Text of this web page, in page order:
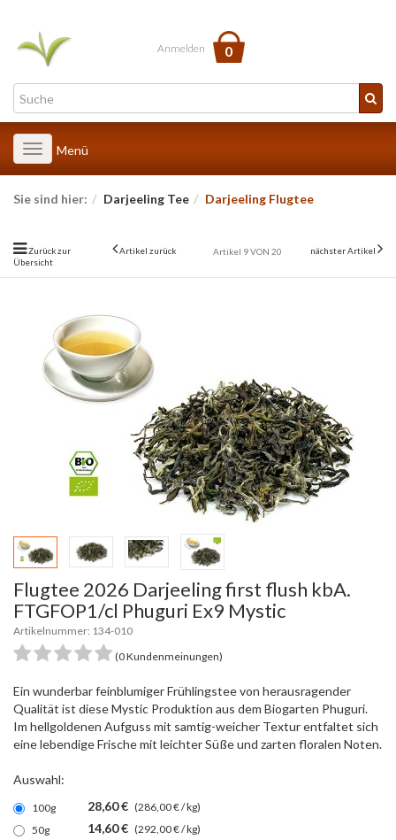
Anmelden 0
Toggle
navigation
Menü
Sie sind hier: Darjeeling Tee Darjeeling Flugtee
Zurück zur
Übersicht
Artikel zurück Artikel 9 VON 20 nächster Artikel
Flugtee 2026 Darjeeling first flush kbA.
FTGFOP1/cl Phuguri Ex9 Mystic
Artikelnummer: 134-010
(0 Kundenmeinungen)
Ein wunderbar feinblumiger Frühlingstee von herausragender
Qualität ist diese Mystic Produktion aus dem Biogarten Phuguri.
Im hellgoldenen Aufguss mit samtig-weicher Textur entfaltet sich
eine lebendige Frische mit leichter Süße und zarten floralen Noten.
Auswahl:
100g 28,60 € (286,00 € / kg)
50g
14,60 € (292,00 € / kg)